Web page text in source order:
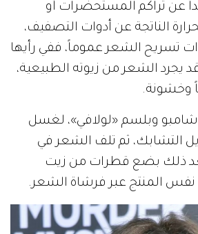
عن تراكم المستحضرات أو
الناتجة عن أدوات التصفيف،
تسريح الشعر عموماً، ففي رأيها
يجرد الشعر من زيوته الطبيعية،
وخشونة.
وبلسم «لولافي»، لغسل
التشابك، ثم تلف الشعر في
ذلك بضع قطرات من زيت
نفس المنتج عبر فرشاة الشعر.